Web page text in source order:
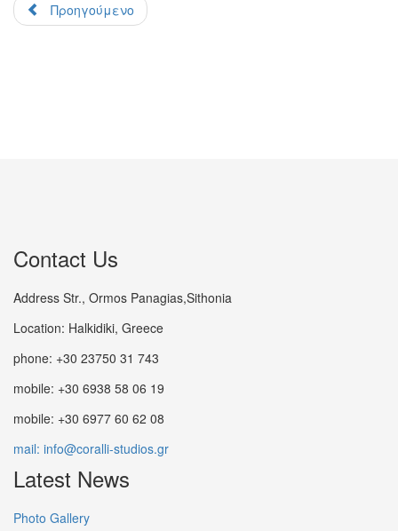
Προηγούμενο
Contact Us
Address Str., Ormos Panagias,Sithonia
Location: Halkidiki, Greece
phone: +30 23750 31 743
mobile: +30 6938 58 06 19
mobile: +30 6977 60 62 08
mail: info@coralli-studios.gr
Latest News
Photo Gallery